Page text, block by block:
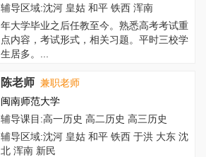
辅导区域:沈河 皇姑 和平 铁西 浑南
年大学毕业之后任教至今。熟悉高考考试重
点内容，考试形式，相关习题。平时三校学
生居多。...
陈老师 兼职老师
闽南师范大学
辅导课目:高一历史 高二历史 高三历史
辅导区域:沈河 皇姑 和平 铁西 于洪 大东 沈
北 浑南 新民